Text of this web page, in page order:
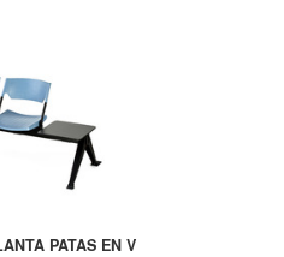
PATAS EN V